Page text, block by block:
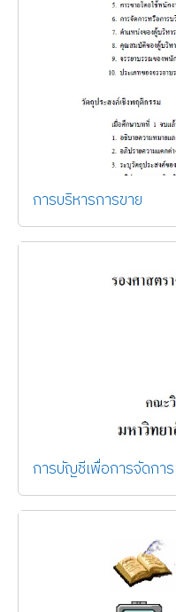
การบริหารการขาย
การบัญชีเพื่อการจัดการ